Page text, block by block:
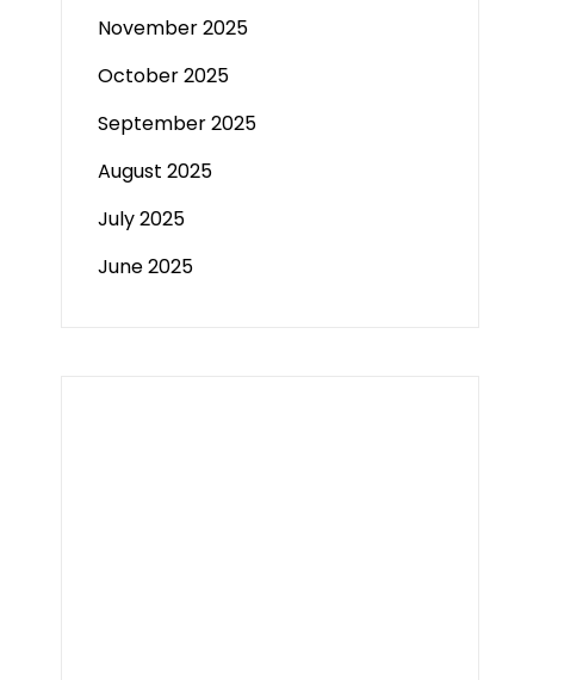
November 2025
October 2025
September 2025
August 2025
July 2025
June 2025